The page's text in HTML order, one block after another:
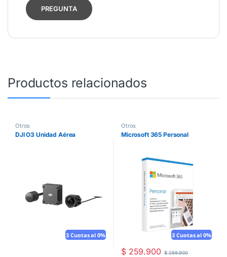
Productos relacionados
Otros
DJI O3 Unidad Aérea
3 Cuotas al 0%
Otros
Microsoft 365 Personal
3 Cuotas al 0%
$259.900 $288.900